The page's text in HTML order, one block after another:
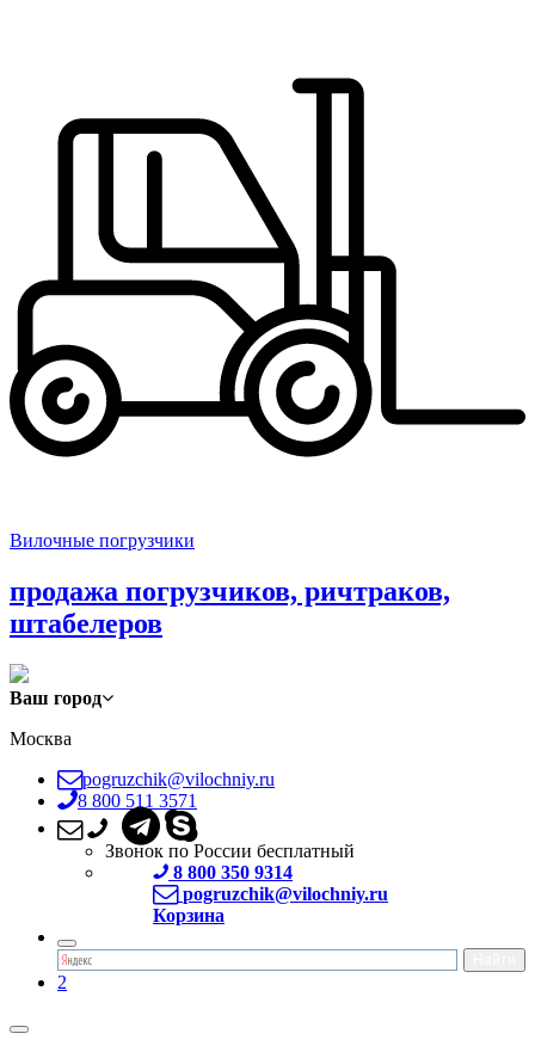
Вилочные погрузчики
продажа погрузчиков, ричтраков,
штабелеров
Ваш город
Москва
pogruzchik@vilochniy.ru
8 800 511 3571
Звонок по России бесплатный
8 800 350 9314
pogruzchik@vilochniy.ru
Корзина
2